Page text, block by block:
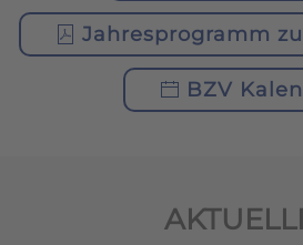
Jahresprogramm
BZV